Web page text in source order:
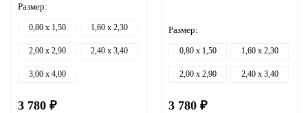
Размер:
0,80 x 1,50 1,60 x 2,30
2,00 x 2,90 2,40 x 3,40
3,00 x 4,00
3 780 ₽
Размер:
0,80 x 1,50 1,60 x 2,30
2,00 x 2,90 2,40 x 3,40
3 780 ₽